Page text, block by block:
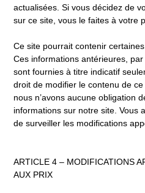
actualisées. Si vous décidez de
sur ce site, vous le faites à votre
Ce site pourrait contenir
Ces informations antérieures,
sont fournies à titre indicatif
droit de modifier le contenu de
nous n’avons aucune obligation
informations sur notre site. Vous
de surveiller les modifications
ARTICLE 4 – MODIFICATIONS
AUX PRIX